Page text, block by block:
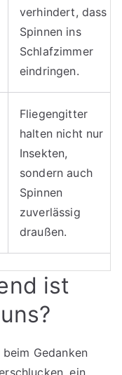
verhindert, dass
Spinnen ins
Schlafzimmer
eindringen.
Fliegengitter
halten nicht nur
Insekten,
sondern auch
Spinnen
zuverlässig
draußen.
ist
Gedanken
ein